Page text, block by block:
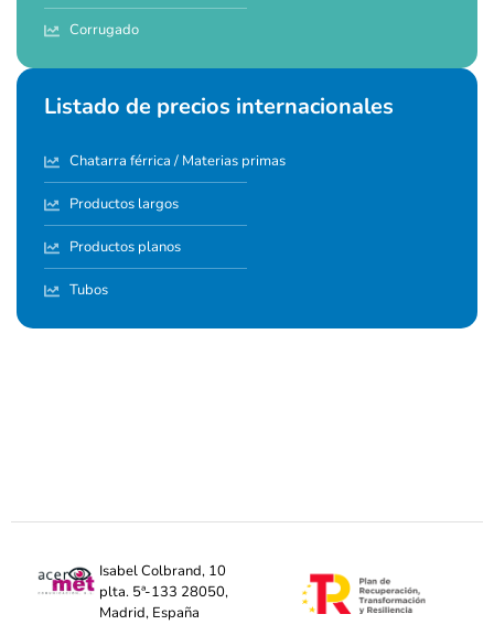
Corrugado
Listado de precios internacionales
Chatarra férrica / Materias primas
Productos largos
Productos planos
Tubos
Isabel Colbrand, 10
plta. 5ª-133 28050,
Madrid, España